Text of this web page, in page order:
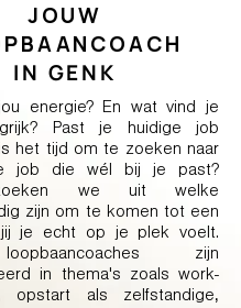
JOUW
IN GENK
energie? En wat vind je
Past je huidige job
het tijd om te zoeken naar
job die wél bij je past?
we uit welke
zijn om te komen tot een
je echt op je plek voelt.
zijn
in thema's zoals work-
opstart als zelfstandige,